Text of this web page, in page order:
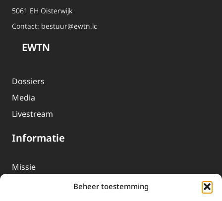
Beheer toestemming
5061 EH Oisterwijk
Contact: bestuur@ewtn.lc
EWTN
Dossiers
Media
Livestream
Informatie
Missie